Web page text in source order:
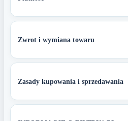
Zwrot i wymiana towaru
Zasady kupowania i sprzedawania